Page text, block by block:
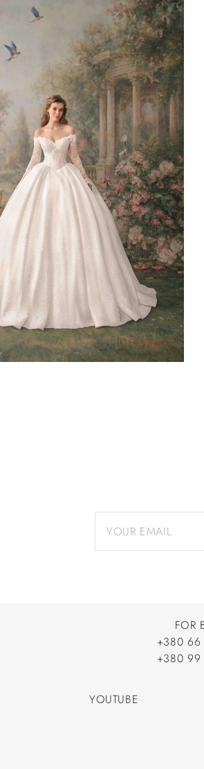
FOR
+380 66
+380
+380
YOUTUBE